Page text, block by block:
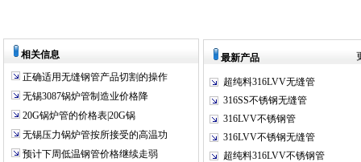
相关信息
正确适用无缝钢管产品切割的操作
无锡3087锅炉管制造业价格降
20G锅炉管的价格表|20G锅
无锡压力锅炉管按所接受的高温功
预计下周低温钢管价格继续走弱
最新产品
超纯料316LVV无缝管
316SS不锈钢无缝管
316LVV不锈钢管
316LVV不锈钢无缝管
超纯料316LVV不锈钢管